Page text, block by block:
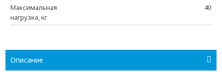
Максимальная
нагрузка, кг
40
Описание